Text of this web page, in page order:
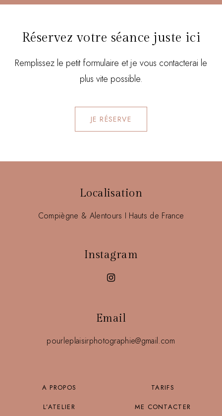
Réservez votre séance juste ici
Remplissez le petit formulaire et je vous contacterai le
plus vite possible.
JE RÉSERVE
Localisation
Compiègne & Alentours I Hauts de France
Instagram
Email
pourleplaisirphotographie@gmail.com
A PROPOS TARIFS
L’ATELIER ME CONTACTER